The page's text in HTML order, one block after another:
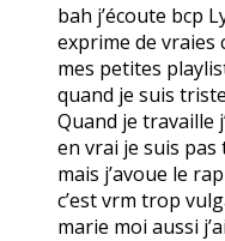
bah j’écoute bcp
exprime de vraies
mes petites
quand je suis
Quand je travaille
en vrai je suis
mais j’avoue le
c’est vrm trop
marie moi aussi